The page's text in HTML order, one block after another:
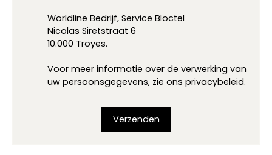
Worldline Bedrijf, Service Bloctel
Nicolas Siretstraat 6
10.000 Troyes.
Voor meer informatie over de verwerking van
uw persoonsgegevens, zie ons privacybeleid.
Verzenden